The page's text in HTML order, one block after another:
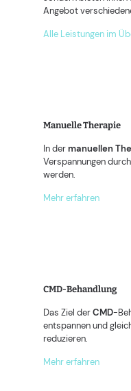
Angebot
Alle Leistungen im
Manuelle Therapie
In dermanuellen
Verspannungen
werden.
Mehr erfahren
CMD-Behandlung
Das Ziel derCMD-
entspannen und
reduzieren.
Mehr erfahren